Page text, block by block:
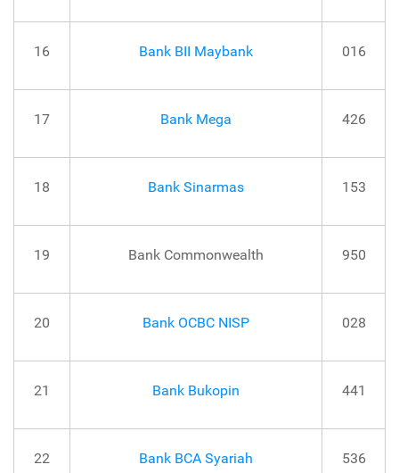
16 Bank BII Maybank 016
17 Bank Mega 426
18 Bank Sinarmas 153
19 Bank Commonwealth 950
20 Bank OCBC NISP 028
21 Bank Bukopin 441
22 Bank BCA Syariah 536